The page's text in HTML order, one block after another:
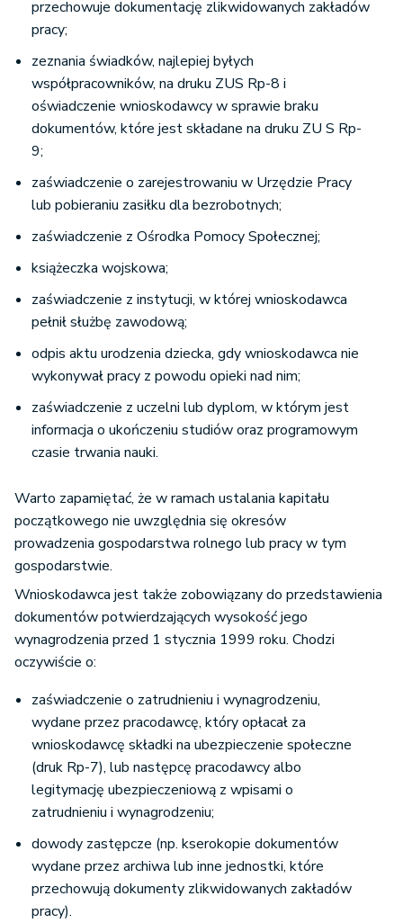
przechowuje dokumentację zlikwidowanych zakładów
pracy;
zeznania świadków, najlepiej byłych
współpracowników, na druku ZUS Rp-8 i
oświadczenie wnioskodawcy w sprawie braku
dokumentów, które jest składane na druku ZU S Rp-
9;
zaświadczenie o zarejestrowaniu w Urzędzie Pracy
lub pobieraniu zasiłku dla bezrobotnych;
zaświadczenie z Ośrodka Pomocy Społecznej;
książeczka wojskowa;
zaświadczenie z instytucji, w której wnioskodawca
pełnił służbę zawodową;
odpis aktu urodzenia dziecka, gdy wnioskodawca nie
wykonywał pracy z powodu opieki nad nim;
zaświadczenie z uczelni lub dyplom, w którym jest
informacja o ukończeniu studiów oraz programowym
czasie trwania nauki.
Warto zapamiętać, że w ramach ustalania kapitału
początkowego nie uwzględnia się okresów
prowadzenia gospodarstwa rolnego lub pracy w tym
gospodarstwie.
Wnioskodawca jest także zobowiązany do przedstawienia
dokumentów potwierdzających wysokość jego
wynagrodzenia przed 1 stycznia 1999 roku. Chodzi
oczywiście o:
zaświadczenie o zatrudnieniu i wynagrodzeniu,
wydane przez pracodawcę, który opłacał za
wnioskodawcę składki na ubezpieczenie społeczne
(druk Rp-7), lub następcę pracodawcy albo
legitymację ubezpieczeniową z wpisami o
zatrudnieniu i wynagrodzeniu;
dowody zastępcze (np. kserokopie dokumentów
wydane przez archiwa lub inne jednostki, które
przechowują dokumenty zlikwidowanych zakładów
pracy).